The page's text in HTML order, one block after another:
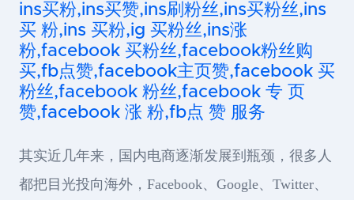
ins买粉,ins买赞,ins刷粉丝,ins买粉丝,ins
买 粉,ins 买粉,ig 买粉丝,ins涨
粉,facebook 买粉丝,facebook粉丝购
买,fb点赞,facebook主页赞,facebook 买
粉丝,facebook 粉丝,facebook 专 页
赞,facebook 涨 粉,fb点 赞 服务
其实近几年来，国内电商逐渐发展到瓶颈，很多人
都把目光投向海外，Facebook、Google、Twitter、